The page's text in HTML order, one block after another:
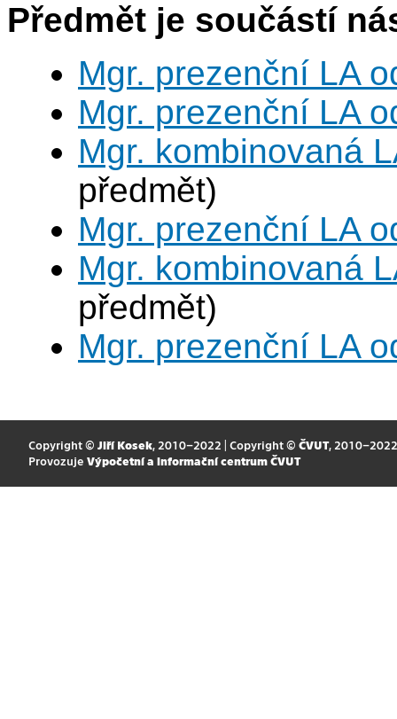
Předmět je součástí
Mgr. prezenční LA
Mgr. prezenční LA
Mgr. kombinovaná
předmět)
Mgr. prezenční LA
Mgr. kombinovaná
předmět)
Mgr. prezenční LA
Copyright © Jiří Kosek, 2010–2022 | Copyright © ČVUT, 2010–2022
Provozuje Výpočetní a informační centrum ČVUT